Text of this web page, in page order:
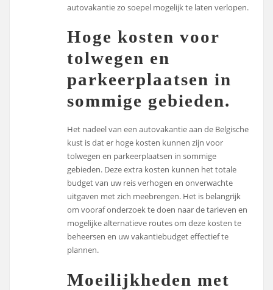
autovakantie zo soepel mogelijk te laten verlopen.
Hoge kosten voor
tolwegen en
parkeerplaatsen in
sommige gebieden.
Het nadeel van een autovakantie aan de Belgische
kust is dat er hoge kosten kunnen zijn voor
tolwegen en parkeerplaatsen in sommige
gebieden. Deze extra kosten kunnen het totale
budget van uw reis verhogen en onverwachte
uitgaven met zich meebrengen. Het is belangrijk
om vooraf onderzoek te doen naar de tarieven en
mogelijke alternatieve routes om deze kosten te
beheersen en uw vakantiebudget effectief te
plannen.
Moeilijkheden met